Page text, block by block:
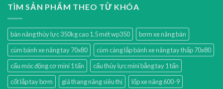
TÌM SẢN PHẨM THEO TỪ KHÓA
bàn nâng thủy lực 350kg cao 1.5 mét wp350
bơm xe nâng bàn
cùm bánh xe nâng tay 70x80
cùm càng lắp bánh xe nâng tay thấp 70x80
cẩu móc động cơ mini 1 tấn
cẩu thủy lực mini bằng tay 1 tấn
cốt lắp tay bơm
giá thang nâng siêu thị
lốp xe nâng 600-9